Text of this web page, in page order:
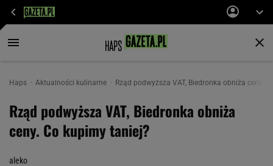
Haps Aktualności kulinarne Rząd podwyższa VAT, Biedronka obniża ceny.
Rząd podwyższa VAT, Biedronka obniża
ceny. Co kupimy taniej?
aleko